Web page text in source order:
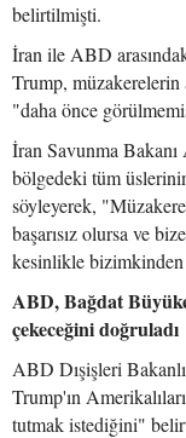
belirtilmişti.
İran ile ABD
Trump, müzakerelerin
"daha önce
İran Savunma
bölgedeki tüm
söyleyerek,
başarısız olursa ve
kesinlikle
ABD, Bağdat
çekeceğini doğruladı
ABD Dışişleri
Trump'ın
tutmak istediğini"